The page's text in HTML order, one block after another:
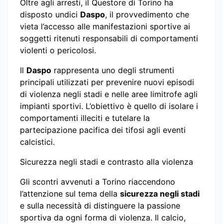
Oltre agli arresti, il Questore di Torino ha
disposto undici Daspo, il provvedimento che
vieta l’accesso alle manifestazioni sportive ai
soggetti ritenuti responsabili di comportamenti
violenti o pericolosi.
Il Daspo rappresenta uno degli strumenti
principali utilizzati per prevenire nuovi episodi
di violenza negli stadi e nelle aree limitrofe agli
impianti sportivi. L’obiettivo è quello di isolare i
comportamenti illeciti e tutelare la
partecipazione pacifica dei tifosi agli eventi
calcistici.
Sicurezza negli stadi e contrasto alla violenza
Gli scontri avvenuti a Torino riaccendono
l’attenzione sul tema della sicurezza negli stadi
e sulla necessità di distinguere la passione
sportiva da ogni forma di violenza. Il calcio,